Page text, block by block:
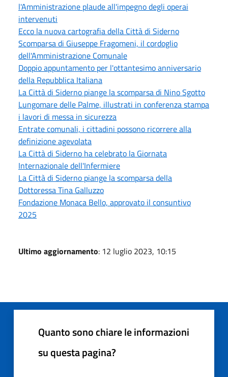
l'Amministrazione plaude all'impegno degli operai
intervenuti
Ecco la nuova cartografia della Città di Siderno
Scomparsa di Giuseppe Fragomeni, il cordoglio
dell'Amministrazione Comunale
Doppio appuntamento per l'ottantesimo anniversario
della Repubblica Italiana
La Città di Siderno piange la scomparsa di Nino Sgotto
Lungomare delle Palme, illustrati in conferenza stampa
i lavori di messa in sicurezza
Entrate comunali, i cittadini possono ricorrere alla
definizione agevolata
La Città di Siderno ha celebrato la Giornata
Internazionale dell'Infermiere
La Città di Siderno piange la scomparsa della
Dottoressa Tina Galluzzo
Fondazione Monaca Bello, approvato il consuntivo
2025
Ultimo aggiornamento: 12 luglio 2023, 10:15
Quanto sono chiare le informazioni
su questa pagina?